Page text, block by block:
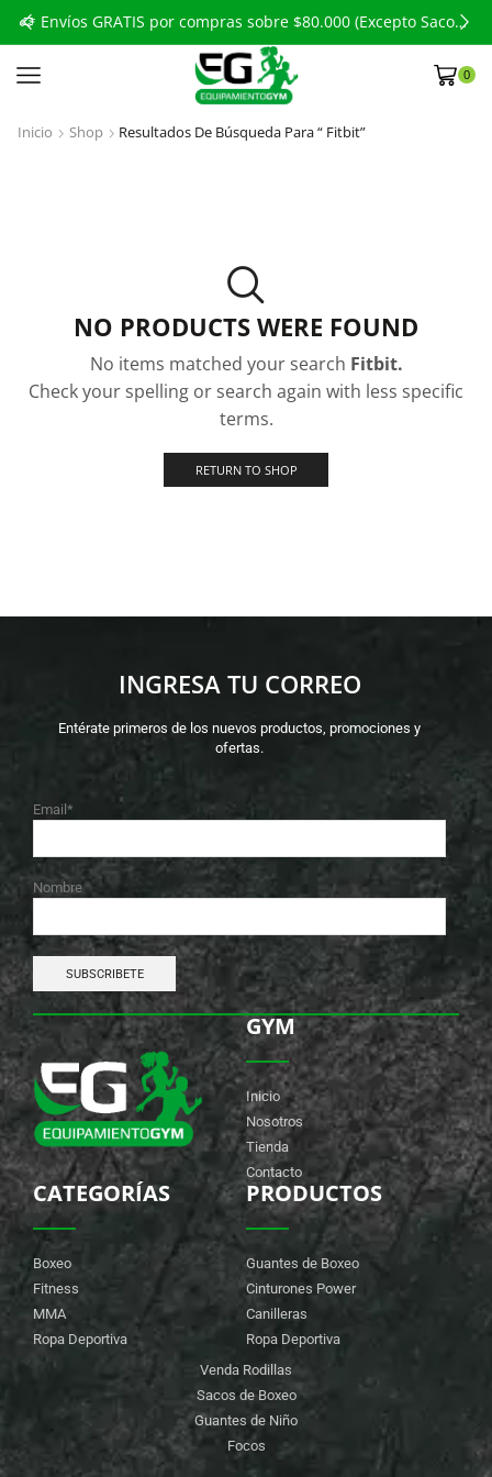
Envíos GRATIS por compras sobre $80.000 (Excepto Sacos de Boxeo)
0
Inicio Shop Resultados De Búsqueda Para “ Fitbit”
NO PRODUCTS WERE FOUND
No items matched your search Fitbit.
Check your spelling or search again with less specific
terms.
RETURN TO SHOP
INGRESA TU CORREO
Entérate primeros de los nuevos productos, promociones y
ofertas.
Email*
Nombre
GYM
Inicio
Nosotros
Tienda
Contacto
CATEGORÍAS
Boxeo
Fitness
MMA
Ropa Deportiva
PRODUCTOS
Guantes de Boxeo
Cinturones Power
Canilleras
Ropa Deportiva
Venda Rodillas
Sacos de Boxeo
Guantes de Niño
Focos